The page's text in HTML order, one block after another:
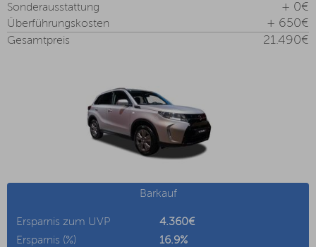
Sonderausstattung + 0€
Überführungskosten + 650€
Gesamtpreis 21.490€
Barkauf
Ersparnis zum UVP
4.360€
Ersparnis (%)
16.9%